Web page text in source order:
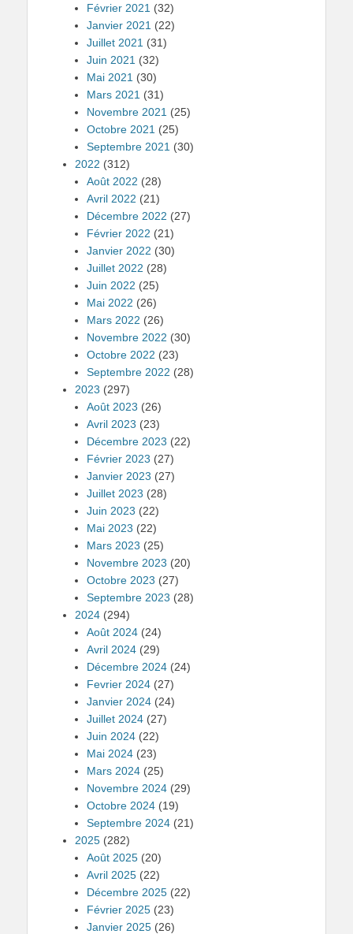
Février 2021 (32)
Janvier 2021 (22)
Juillet 2021 (31)
Juin 2021 (32)
Mai 2021 (30)
Mars 2021 (31)
Novembre 2021 (25)
Octobre 2021 (25)
Septembre 2021 (30)
2022 (312)
Août 2022 (28)
Avril 2022 (21)
Décembre 2022 (27)
Février 2022 (21)
Janvier 2022 (30)
Juillet 2022 (28)
Juin 2022 (25)
Mai 2022 (26)
Mars 2022 (26)
Novembre 2022 (30)
Octobre 2022 (23)
Septembre 2022 (28)
2023 (297)
Août 2023 (26)
Avril 2023 (23)
Décembre 2023 (22)
Février 2023 (27)
Janvier 2023 (27)
Juillet 2023 (28)
Juin 2023 (22)
Mai 2023 (22)
Mars 2023 (25)
Novembre 2023 (20)
Octobre 2023 (27)
Septembre 2023 (28)
2024 (294)
Août 2024 (24)
Avril 2024 (29)
Décembre 2024 (24)
Fevrier 2024 (27)
Janvier 2024 (24)
Juillet 2024 (27)
Juin 2024 (22)
Mai 2024 (23)
Mars 2024 (25)
Novembre 2024 (29)
Octobre 2024 (19)
Septembre 2024 (21)
2025 (282)
Août 2025 (20)
Avril 2025 (22)
Décembre 2025 (22)
Février 2025 (23)
Janvier 2025 (26)